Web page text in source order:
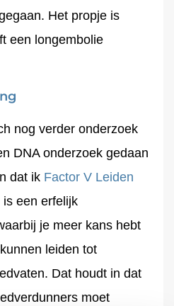
Het propje is
een longembolie
nog verder onderzoek
DNA onderzoek gedaan
dat ik Factor V Leiden
is een erfelijk
je meer kans hebt
leiden tot
Dat houdt in dat
moet